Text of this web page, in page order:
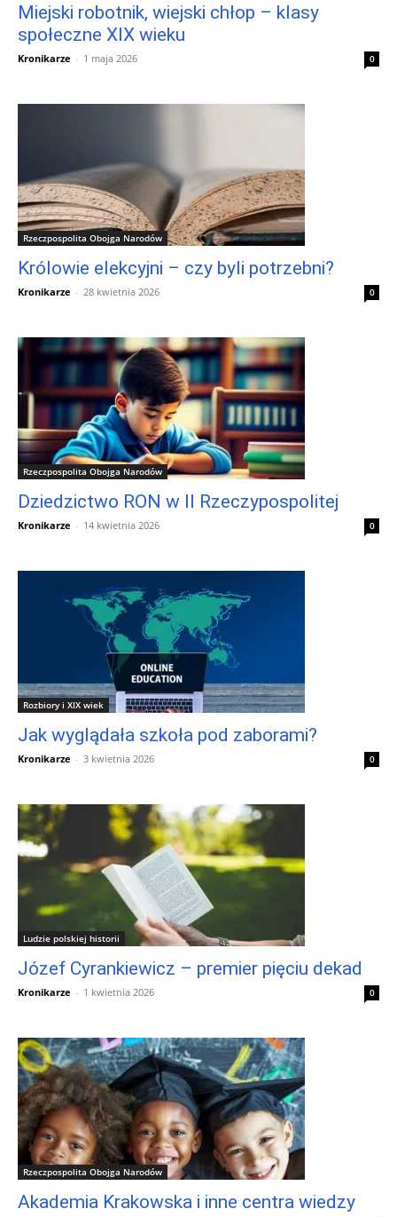
Miejski robotnik, wiejski chłop – klasy
społeczne XIX wieku
Kronikarze - 1 maja 2026 0
Rzeczpospolita Obojga Narodów
Królowie elekcyjni – czy byli potrzebni?
Kronikarze - 28 kwietnia 2026 0
Rzeczpospolita Obojga Narodów
Dziedzictwo RON w II Rzeczypospolitej
Kronikarze - 14 kwietnia 2026 0
Rozbiory i XIX wiek
Jak wyglądała szkoła pod zaborami?
Kronikarze - 3 kwietnia 2026 0
Ludzie polskiej historii
Józef Cyrankiewicz – premier pięciu dekad
Kronikarze - 1 kwietnia 2026 0
Rzeczpospolita Obojga Narodów
Akademia Krakowska i inne centra wiedzy